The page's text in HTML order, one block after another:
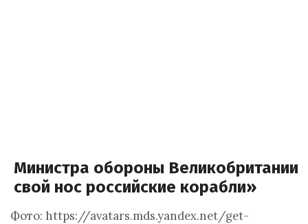
Министра обороны
свой нос российские корабли»
Фото: https://avatars.mds.yandex.net/get-